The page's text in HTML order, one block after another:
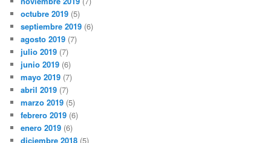
octubre 2019 (5)
septiembre 2019 (6)
agosto 2019 (7)
julio 2019 (7)
junio 2019 (6)
mayo 2019 (7)
abril 2019 (7)
marzo 2019 (5)
febrero 2019 (6)
enero 2019 (6)
diciembre 2018 (5)